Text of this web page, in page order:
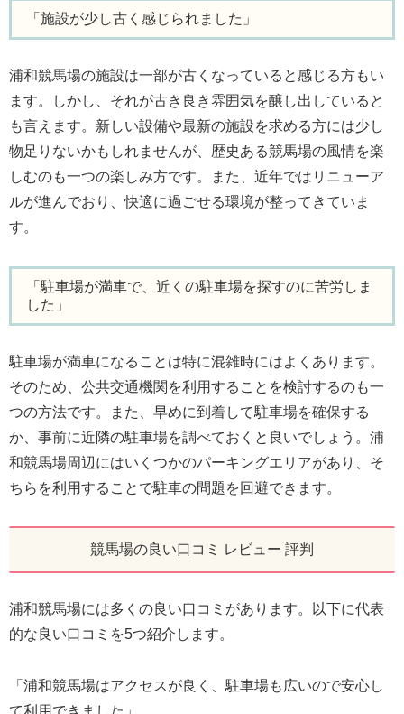
「施設が少し古く感じられました」
浦和競馬場の施設は一部が古くなっていると感じる方もい
ます。しかし、それが古き良き雰囲気を醸し出していると
も言えます。新しい設備や最新の施設を求める方には少し
物足りないかもしれませんが、歴史ある競馬場の風情を楽
しむのも一つの楽しみ方です。また、近年ではリニューア
ルが進んでおり、快適に過ごせる環境が整ってきていま
す。
「駐車場が満車で、近くの駐車場を探すのに苦労しま
した」
駐車場が満車になることは特に混雑時にはよくあります。
そのため、公共交通機関を利用することを検討するのも一
つの方法です。また、早めに到着して駐車場を確保する
か、事前に近隣の駐車場を調べておくと良いでしょう。浦
和競馬場周辺にはいくつかのパーキングエリアがあり、そ
ちらを利用することで駐車の問題を回避できます。
競馬場の良い口コミ レビュー 評判
浦和競馬場には多くの良い口コミがあります。以下に代表
的な良い口コミを5つ紹介します。
「浦和競馬場はアクセスが良く、駐車場も広いので安心し
て利用できました」